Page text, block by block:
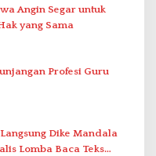
Angin Segar untuk
yang Sama
Profesi Guru
Lomba Baca Teks